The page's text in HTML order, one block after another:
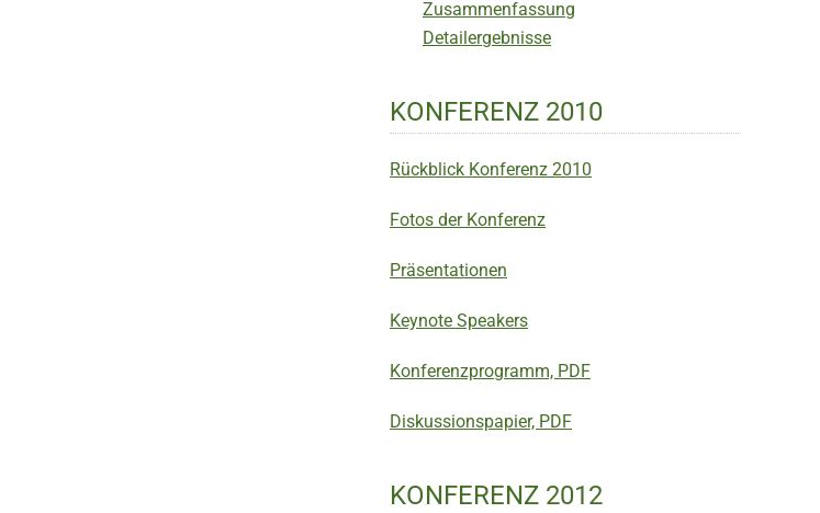
Zusammenfassung
Detailergebnisse
KONFERENZ 2010
Rückblick Konferenz 2010
Fotos der Konferenz
Präsentationen
Keynote Speakers
Konferenzprogramm, PDF
Diskussionspapier, PDF
KONFERENZ 2012